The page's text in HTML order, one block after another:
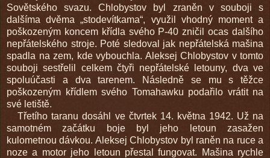
Sovětského svazu. Chlobystov byl zraněn v souboji s
dalšíma dvěma „stodevítkama“, využil vhodný moment a
poškozeným koncem křídla svého P-40 zničil ocas dalšího
nepřátelského stroje. Poté sledoval jak nepřátelská mašina
spadla na zem, kde vybouchla. Aleksej Chlobystov v tomto
souboji sestřelil celkem čtyři nepřátelské letouny, dva ve
spoluúčasti a dva tarenem. Následně se mu s těžce
poškozeným křídlem svého Tomahawku podařilo vrátit na
své letiště.
Třetího taranu dosáhl ve čtvrtek 14. května 1942. Už na
samotném začátku boje byl jeho letoun zasažen
kulometnou dávkou. Aleksej Chlobystov byl raněn na ruce a
noze a motor jeho letoun přestal fungovat. Mašina rychle